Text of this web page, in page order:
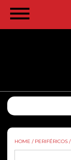
HOME / PERIFÉRICOS /